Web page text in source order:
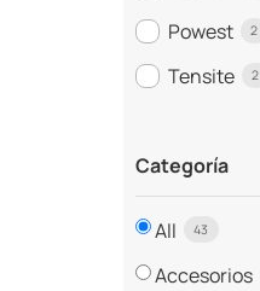
Powest 2
Tensite 2
Categoría
All 43
Accesorios